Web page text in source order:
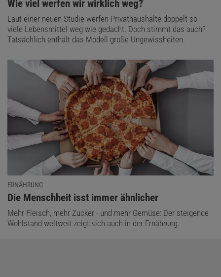
:
Wie viel werfen wir wirklich weg?
Laut einer neuen Studie werfen Privathaushalte doppelt so
viele Lebensmittel weg wie gedacht. Doch stimmt das auch?
Tatsächlich enthält das Modell große Ungewissheiten.
ERNÄHRUNG
:Die Menschheit isst immer ähnlicher
Mehr Fleisch, mehr Zucker - und mehr Gemüse: Der steigende
Wohlstand weltweit zeigt sich auch in der Ernährung.